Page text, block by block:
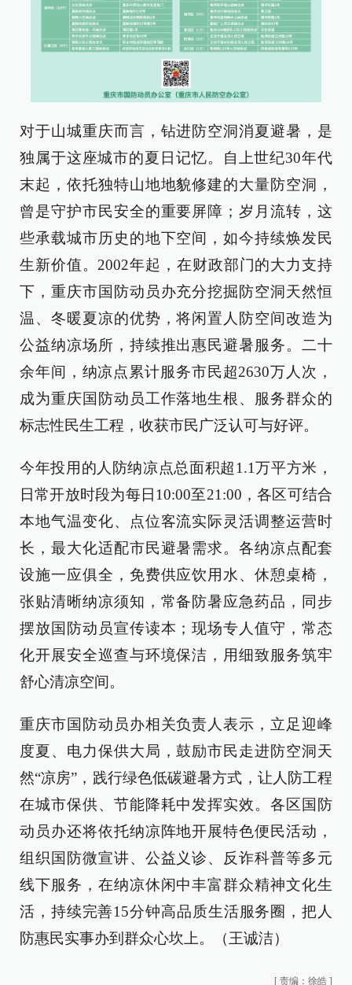
对于山城重庆而言，钻进防空洞消夏避暑，是
独属于这座城市的夏日记忆。自上世纪30年代
末起，依托独特山地地貌修建的大量防空洞，
曾是守护市民安全的重要屏障；岁月流转，这
些承载城市历史的地下空间，如今持续焕发民
生新价值。2002年起，在财政部门的大力支持
下，重庆市国防动员办充分挖掘防空洞天然恒
温、冬暖夏凉的优势，将闲置人防空间改造为
公益纳凉场所，持续推出惠民避暑服务。二十
余年间，纳凉点累计服务市民超2630万人次，
成为重庆国防动员工作落地生根、服务群众的
标志性民生工程，收获市民广泛认可与好评。
今年投用的人防纳凉点总面积超1.1万平方米，
日常开放时段为每日10:00至21:00，各区可结合
本地气温变化、点位客流实际灵活调整运营时
长，最大化适配市民避暑需求。各纳凉点配套
设施一应俱全，免费供应饮用水、休憩桌椅，
张贴清晰纳凉须知，常备防暑应急药品，同步
摆放国防动员宣传读本；现场专人值守，常态
化开展安全巡查与环境保洁，用细致服务筑牢
舒心清凉空间。
重庆市国防动员办相关负责人表示，立足迎峰
度夏、电力保供大局，鼓励市民走进防空洞天
然“凉房”，践行绿色低碳避暑方式，让人防工程
在城市保供、节能降耗中发挥实效。各区国防
动员办还将依托纳凉阵地开展特色便民活动，
组织国防微宣讲、公益义诊、反诈科普等多元
线下服务，在纳凉休闲中丰富群众精神文化生
活，持续完善15分钟高品质生活服务圈，把人
防惠民实事办到群众心坎上。（王诚洁）
[ 责编：徐皓 ]